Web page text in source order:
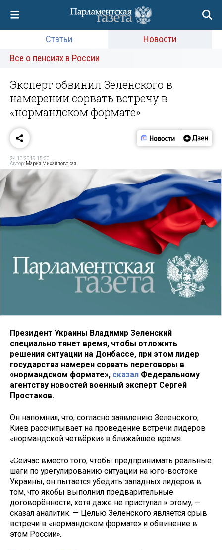
Статьи
Новости
Все о пенсиях в России
Эксперт обвинил Зеленского в
намерении сорвать встречу в
«нормандском формате»
24.10.2019 15:30
Автор: Мария Михайловская
Президент Украины Владимир Зеленский
специально тянет время, чтобы отложить
решения ситуации на Донбассе, при этом лидер
государства намерен сорвать переговоры в
«нормандском формате», сказал Федеральному
агентству новостей военный эксперт Сергей
Простаков.
Он напомнил, что, согласно заявлению Зеленского,
Киев рассчитывает на проведение встречи лидеров
«нормандской четвёрки» в ближайшее время.
«Сейчас вместо того, чтобы предпринимать реальные
шаги по урегулированию ситуации на юго-востоке
Украины, он пытается убедить западных лидеров в
том, что якобы выполнил предварительные
договорённости, хотя даже не приступал к этому, —
сказал аналитик. — Целью Зеленского является срыв
встречи в «нормандском формате» и обвинение в
этом России».